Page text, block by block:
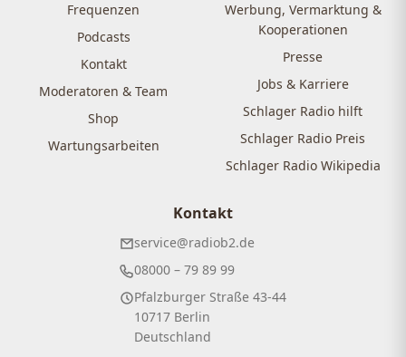
Frequenzen
Podcasts
Kontakt
Moderatoren & Team
Shop
Wartungsarbeiten
Werbung, Vermarktung &
Kooperationen
Presse
Jobs & Karriere
Schlager Radio hilft
Schlager Radio Preis
Schlager Radio Wikipedia
Kontakt
service@radiob2.de
08000 – 79 89 99
Pfalzburger Straße 43-44
10717 Berlin
Deutschland